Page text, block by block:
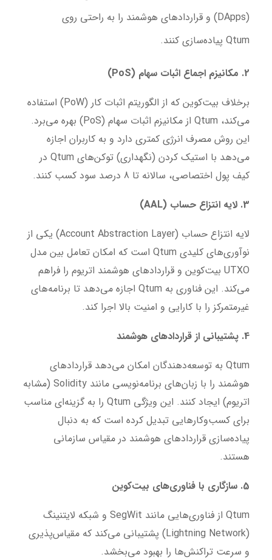
(DApps) و قراردادهای هوشمند را به راحتی روی
Qtum پیاده‌سازی کنند.
2. مکانیزم اجماع اثبات سهام ( PoS
)
برخلاف بیت‌کوین که از الگوریتم اثبات کار (PoW) استفاده
می‌کند، Qtum از مکانیزم اثبات سهام (PoS) بهره می‌برد.
این روش مصرف انرژی کمتری دارد و به کاربران اجازه
می‌دهد با استیک کردن (نگهداری) توکن‌های Qtum در
کیف پول اختصاصی، سالانه تا 8 درصد سود کسب کنند.
3. لایه انتزاع حساب (
AAL
)
لایه انتزاع حساب (Account Abstraction Layer) یکی از
نوآوری‌های کلیدی Qtum است که امکان تعامل بین مدل
UTXO بیت‌کوین و قراردادهای هوشمند اتریوم را فراهم
می‌کند. این فناوری به Qtum اجازه می‌دهد تا برنامه‌های
غیرمتمرکز را با کارایی و امنیت بالا اجرا کند.
4. پشتیبانی از قراردادهای هوشمند
Qtum به توسعه‌دهندگان امکان می‌دهد قراردادهای
هوشمند را با زبان‌های برنامه‌نویسی مانند Solidity (مشابه
اتریوم) ایجاد کنند. این ویژگی Qtum را به گزینه‌ای مناسب
برای کسب‌وکارهایی تبدیل کرده است که به دنبال
پیاده‌سازی قراردادهای هوشمند در مقیاس سازمانی
هستند.
5. سازگاری با فناوری‌های بیت‌کوین
Qtum از فناوری‌هایی مانند SegWit و شبکه لایتنینگ
(Lightning Network) پشتیبانی می‌کند که مقیاس‌پذیری
و سرعت تراکنش‌ها را بهبود می‌بخشد.